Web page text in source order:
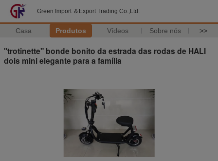
Green Import ＆Export Trading Co.,Ltd.
Casa Produtos Vídeos Sobre nós >>
"trotinette" bonde bonito da estrada das rodas de HALI
dois mini elegante para a família